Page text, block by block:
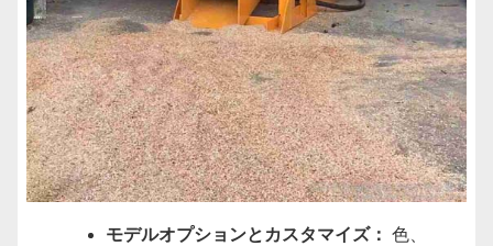
モデルオプションとカスタマイズ： 色、